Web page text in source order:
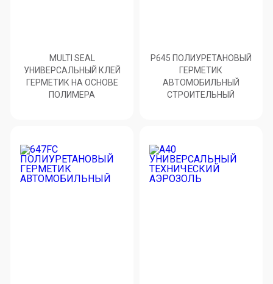
MULTI SEAL
УНИВЕРСАЛЬНЫЙ КЛЕЙ
ГЕРМЕТИК НА ОСНОВЕ
ПОЛИМЕРА
P645 ПОЛИУРЕТАНОВЫЙ
ГЕРМЕТИК
АВТОМОБИЛЬНЫЙ
СТРОИТЕЛЬНЫЙ